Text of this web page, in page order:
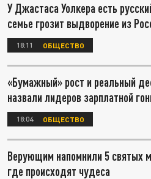
У Джастаса Уолкера есть
семье грозит выдворение из
18:11 ОБЩЕСТВО
«Бумажный» рост и реальный
назвали лидеров зарплатной
18:04 ОБЩЕСТВО
Верующим напомнили 5 святых
где происходят чудеса